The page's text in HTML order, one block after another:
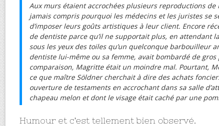
Aux murs étaient accrochées plusieurs reproductions de
jamais compris pourquoi les médecins et les juristes se
d’imposer leurs goûts artistiques à leur client. Encore
de dentiste parce qu’il ne supportait plus, en attendant
sous les yeux des toiles qu’un quelconque barbouilleur
dentiste lui-même ou sa femme, avait bombardé de
comparaison, Magritte était un moindre mal. Pourtant,
ce que maître Söldner cherchait à dire des achats
ouverture de testaments en accrochant dans sa salle
chapeau melon et dont le visage était caché par une
Humour et c’est tellement bien observé.